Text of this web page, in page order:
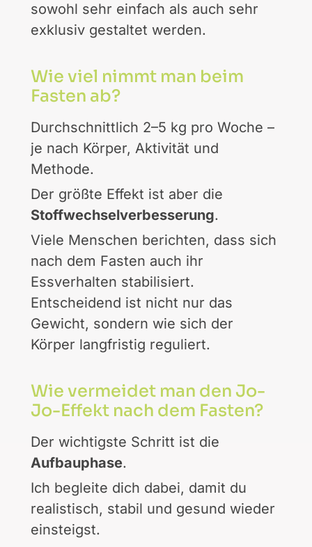
sowohl sehr einfach als auch sehr
exklusiv gestaltet werden.
Wie viel nimmt man beim
Fasten ab?
Durchschnittlich 2–5 kg pro Woche –
je nach Körper, Aktivität und
Methode.
Der größte Effekt ist aber die
Stoffwechselverbesserung.
Viele Menschen berichten, dass sich
nach dem Fasten auch ihr
Essverhalten stabilisiert.
Entscheidend ist nicht nur das
Gewicht, sondern wie sich der
Körper langfristig reguliert.
Wie vermeidet man den Jo-
Jo-Effekt nach dem Fasten?
Der wichtigste Schritt ist die
Aufbauphase.
Ich begleite dich dabei, damit du
realistisch, stabil und gesund wieder
einsteigst.